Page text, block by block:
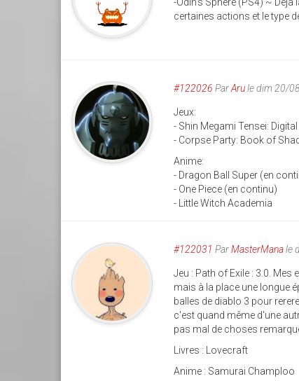
certaines actions et le type
#122026 ParArule dim 20/
Jeux:
- Shin Megami Tensei:
- Corpse Party: Book of
Anime:
- Dragon Ball Super (en
- One Piece (en continu)
- Little Witch Academia
#122031 ParMasterManale
Jeu : Path of Exile : 3.0.
mais à la place une longue
balles de diablo 3 pour
c'est quand même d'une
pas mal de choses
Livres : Lovecraft
Anime : Samurai Champloo